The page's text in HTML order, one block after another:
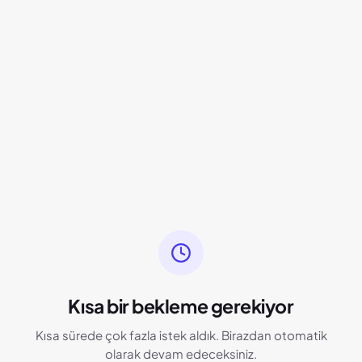
Kısa bir bekleme gerekiyor
Kısa sürede çok fazla istek aldık. Birazdan otomatik
olarak devam edeceksiniz.